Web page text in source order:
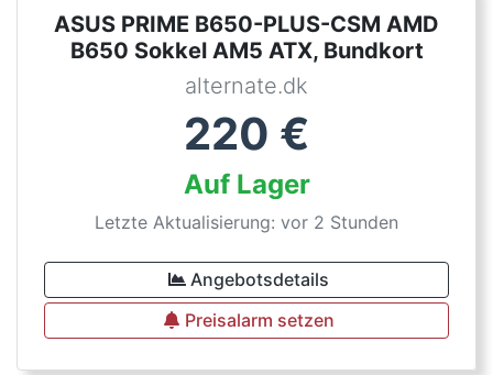
ASUS PRIME B650-PLUS-CSM AMD
B650 Sokkel AM5 ATX, Bundkort
alternate.dk
220 €
Auf Lager
Letzte Aktualisierung: vor 2 Stunden
Angebotsdetails
Preisalarm setzen